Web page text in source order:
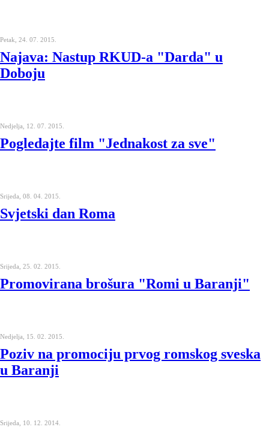
Petak, 24. 07. 2015.
Najava: Nastup RKUD-a "Darda" u
Doboju
Nedjelja, 12. 07. 2015.
Pogledajte film "Jednakost za sve"
Srijeda, 08. 04. 2015.
Svjetski dan Roma
Srijeda, 25. 02. 2015.
Promovirana brošura "Romi u Baranji"
Nedjelja, 15. 02. 2015.
Poziv na promociju prvog romskog sveska
u Baranji
Srijeda, 10. 12. 2014.